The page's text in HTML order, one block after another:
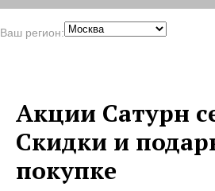
Ваш регион:
Акции Сатурн
Скидки и
покупке